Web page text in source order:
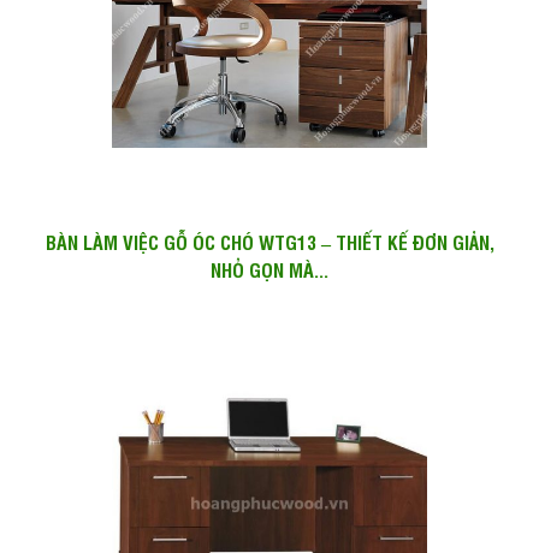
BÀN LÀM VIỆC GỖ ÓC CHÓ WTG13 – THIẾT KẾ ĐƠN GIẢN,
NHỎ GỌN MÀ...